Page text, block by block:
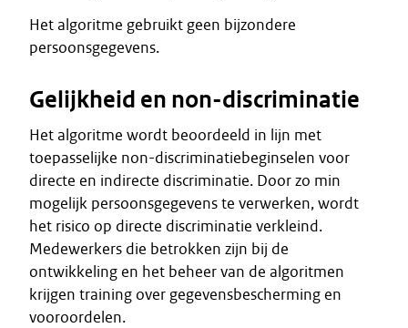
Het algoritme gebruikt geen bijzondere
persoonsgegevens.
Gelijkheid en non-discriminatie
Het algoritme wordt beoordeeld in lijn met
toepasselijke non-discriminatiebeginselen voor
directe en indirecte discriminatie. Door zo min
mogelijk persoonsgegevens te verwerken, wordt
het risico op directe discriminatie verkleind.
Medewerkers die betrokken zijn bij de
ontwikkeling en het beheer van de algoritmen
krijgen training over gegevensbescherming en
vooroordelen.